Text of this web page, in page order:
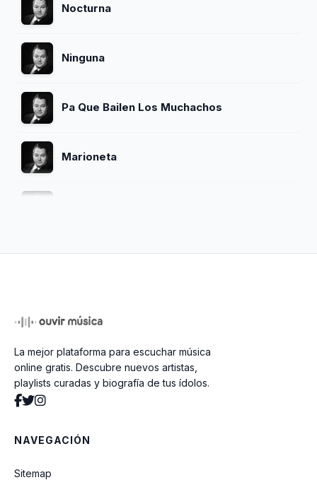
Nocturna
Ninguna
Pa Que Bailen Los Muchachos
Marioneta
Nocturno A Mi Barrio
La Trampera
La mejor plataforma para escuchar música
online gratis. Descubre nuevos artistas,
playlists curadas y biografía de tus ídolos.
NAVEGACIÓN
Sitemap